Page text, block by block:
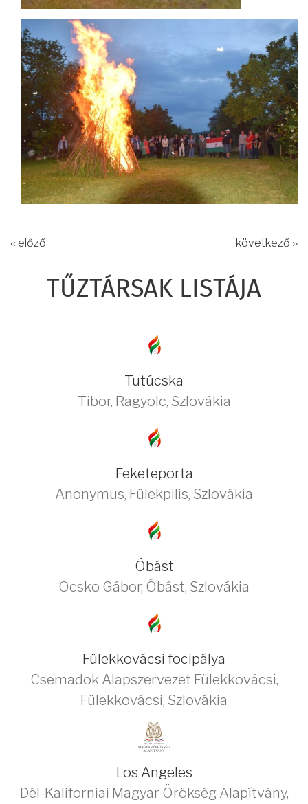
‹‹ előző következő ››
TŰZTÁRSAK LISTÁJA
Tutúcska
Tibor, Ragyolc, Szlovákia
Feketeporta
Anonymus, Fülekpilis, Szlovákia
Óbást
Ocsko Gábor, Óbást, Szlovákia
Fülekkovácsi focipálya
Csemadok Alapszervezet Fülekkovácsi,
Fülekkovácsi, Szlovákia
Los Angeles
Dél-Kaliforniai Magyar Örökség Alapítvány,